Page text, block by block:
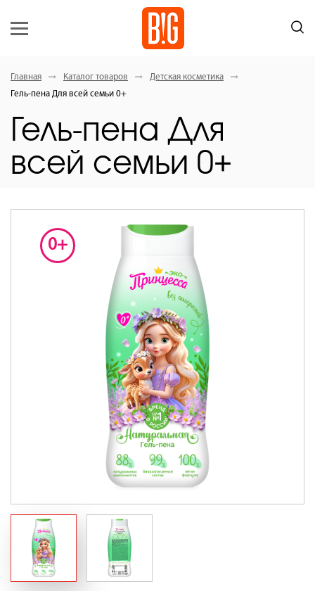
Главная Каталог товаров
Детская косметика
Гель-пена Для всей семьи 0+
Гель-пена Для
всей семьи 0+
0+